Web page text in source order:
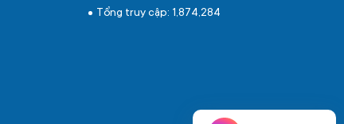
Tổng truy cập: 1,874,284